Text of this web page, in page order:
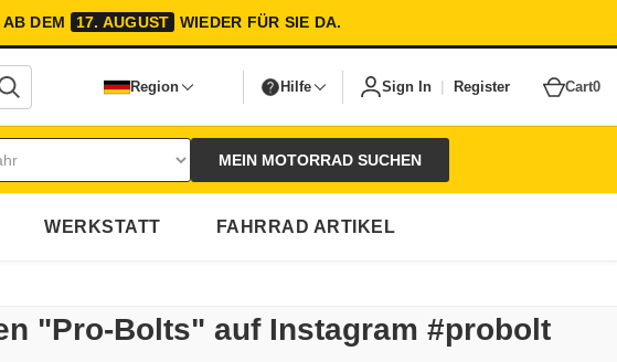
DEM 17. AUGUST WIEDER FÜR SIE DA.
Region Hilfe Sign In | Register Cart0
MEIN MOTORRAD SUCHEN
WERKSTATT FAHRRAD ARTIKEL
"Pro-Bolts" auf Instagram #probolt